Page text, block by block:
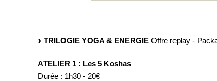
TRILOGIE YOGA & ENERGIE Offre replay -
ATELIER 1 : Les 5 Koshas
Durée : 1h30 - 20€